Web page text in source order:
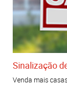
Sinalização
Venda mais